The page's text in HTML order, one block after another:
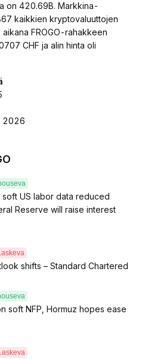
on 420.69B. Markkina-
kaikkien kryptovaluuttojen
FROGO-rahakkeen
CHF ja alin hinta oli
2026
US labor data reduced
Reserve will raise interest
shifts – Standard Chartered
soft NFP, Hormuz hopes ease